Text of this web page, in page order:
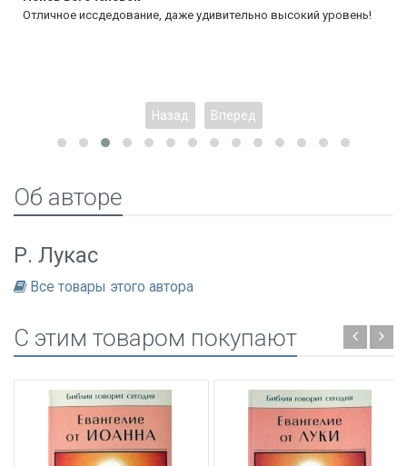
Отличное иссдедование, даже удивительно высокий уровень!
Назад Вперед
Об авторе
Р. Лукас
Все товары этого автора
C этим товаром покупают